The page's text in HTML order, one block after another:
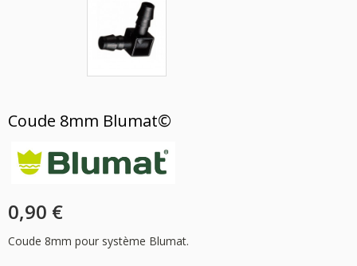
Coude 8mm Blumat©
0,90 €
Coude 8mm pour système Blumat.